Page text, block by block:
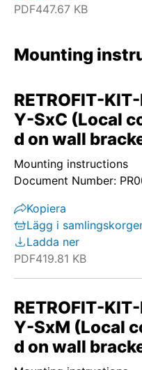
PDF447.67 KB
Mounting
RETROFIT-
Y-SxC (Local
d on wall
Mounting instructions
Document Number:
Kopiera
Lägg i
Ladda ner
PDF419.81 KB
RETROFIT-
Y-SxM (Local
d on wall